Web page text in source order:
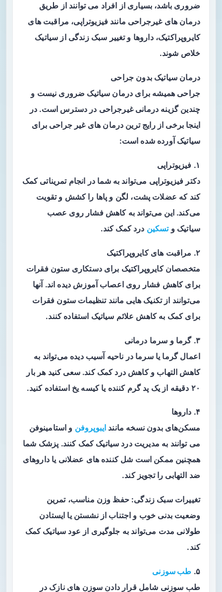
ضروری باشد، بسیاری از افراد می‌ توانند از طریق
درمان‌ های غیرجراحی مانند فیزیوتراپی، مراقبت‌ های
کایروپراکتیک، داروها و تغییر سبک زندگی از سیاتیک
خلاص شوند.
درمان سیاتیک بدون جراحی
جراحی همیشه برای درمان سیاتیک ضروری نیست و
چندین گزینه درمانی غیرجراحی در دسترس است. در
اینجا برخی از رایج ترین درمان های غیر جراحی برای
سیاتیک آورده شده است:
۱. فیزیوتراپی
دکتر فیزیوتراپی می‌تواند به شما در انجام تمریناتی کمک
کند که عضلات پشت، لگن و پاها را کشش و تقویت
می‌کند. این می‌تواند به کاهش فشار روی عصب
سیاتیک وتسکین درد کمک کند.
۲. مراقبت های کایروپراکتیک
متخصصان کایروپراکتیک برای دستکاری ستون فقرات
برای کاهش فشار روی اعصاب آموزش دیده اند. آنها
می‌توانند از تکنیک هایی مانند تنظیمات ستون فقرات
برای کمک به کاهش علائم سیاتیک استفاده کنند.
۳. گرما و سرما درمانی
اعمال گرما یا سرما در ناحیه آسیب دیده می‌تواند به
کاهش التهاب و کاهش درد کمک کند. سعی کنید هر بار
۲۰ دقیقه از یک پد گرم کننده یا کیسه یخ استفاده کنید.
۴. داروها
مسکن‌های بدون نسخه مانند ایبوپروفن و استامینوفن
می‌ توانند به مدیریت درد سیاتیک کمک کنند. پزشک شما
همچنین ممکن است شل کننده های عضلانی یا داروهای
ضد التهابی را تجویز کند.
تغییرات سبک زندگی: حفظ وزن مناسب، تمرین
وضعیت بدنی خوب و اجتناب از نشستن یا ایستادن
طولانی مدت می‌تواند به جلوگیری از عود سیاتیک کمک
کند.
۵. طب سوزنی
طب سوزنی شامل قرار دادن سوزن های نازک در